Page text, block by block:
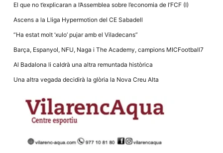
El que no t’explicaran a l’Assemblea sobre l’economia de l’FCF (I)
Ascens a la Lliga Hypermotion del CE Sabadell
“Ha estat molt ‘xulo’ pujar amb el Viladecans”
Barça, Espanyol, NFU, Naga i The Academy, campions MICFootball7
Al Badalona li caldrà una altra remuntada històrica
Una altra vegada decidirà la glòria la Nova Creu Alta
permeten que el
bé com sigui
rebutja
cookies
funcionalitats
del lloc web.
Màrqueting
En compartir
comportament